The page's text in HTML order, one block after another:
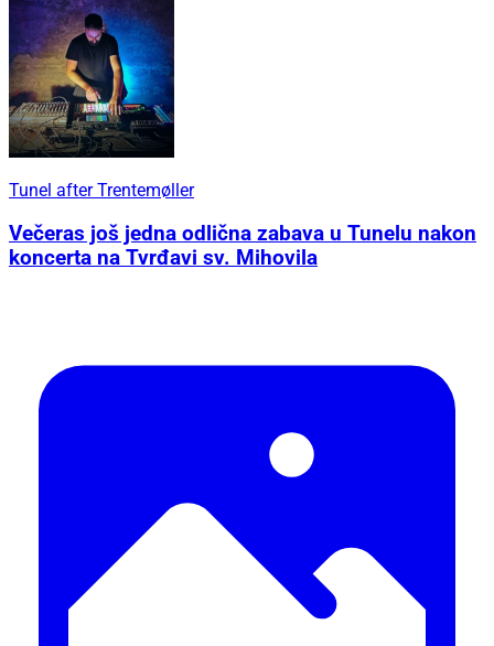
Tunel after Trentemøller
Večeras još jedna odlična zabava u Tunelu nakon
koncerta na Tvrđavi sv. Mihovila